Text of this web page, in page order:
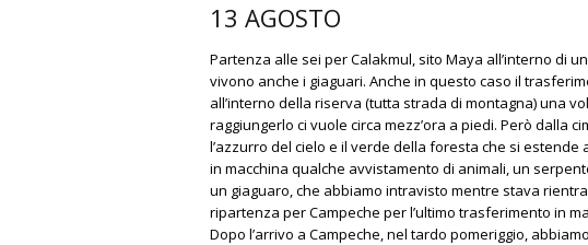
13 AGOSTO
Partenza alle sei per Calakmul, sito Maya all’interno di
vivono anche i giaguari. Anche in questo caso il
all’interno della riserva (tutta strada di montagna) una
raggiungerlo ci vuole circa mezz’ora a piedi. Però dalla
l’azzurro del cielo e il verde della foresta che si estende
in macchina qualche avvistamento di animali, un
un giaguaro, che abbiamo intravisto mentre stava
ripartenza per Campeche per l’ultimo trasferimento in
Dopo l’arrivo a Campeche, nel tardo pomeriggio,